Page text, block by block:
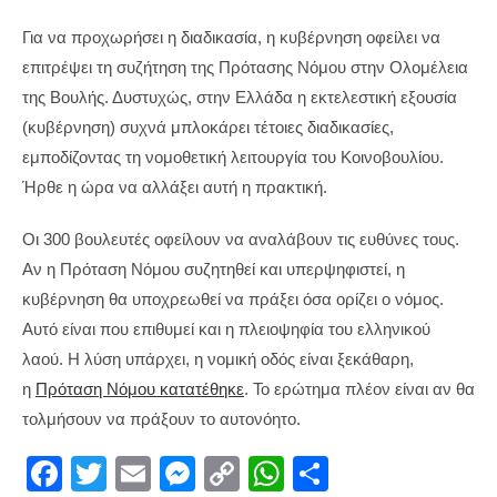
Για να προχωρήσει η διαδικασία, η κυβέρνηση οφείλει να
επιτρέψει τη συζήτηση της Πρότασης Νόμου στην Ολομέλεια
της Βουλής. Δυστυχώς, στην Ελλάδα η εκτελεστική εξουσία
(κυβέρνηση) συχνά μπλοκάρει τέτοιες διαδικασίες,
εμποδίζοντας τη νομοθετική λειτουργία του Κοινοβουλίου.
Ήρθε η ώρα να αλλάξει αυτή η πρακτική.
Οι 300 βουλευτές οφείλουν να αναλάβουν τις ευθύνες τους.
Αν η Πρόταση Νόμου συζητηθεί και υπερψηφιστεί, η
κυβέρνηση θα υποχρεωθεί να πράξει όσα ορίζει ο νόμος.
Αυτό είναι που επιθυμεί και η πλειοψηφία του ελληνικού
λαού. Η λύση υπάρχει, η νομική οδός είναι ξεκάθαρη,
η Πρόταση Νόμου κατατέθηκε. Το ερώτημα πλέον είναι αν θα
τολμήσουν να πράξουν το αυτονόητο.
F
T
E
M
C
W